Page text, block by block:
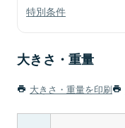
特別条件
大きさ・重量
大きさ・重量を印刷